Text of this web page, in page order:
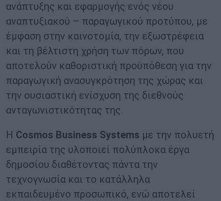
ανάπτυξης και εφαρμογής ενός νέου
αναπτυξιακού – παραγωγικού προτύπου, με
έμφαση στην καινοτομία, την εξωστρέφεια
και τη βέλτιστη χρήση των πόρων, που
αποτελούν καθοριστική προϋπόθεση για την
παραγωγική ανασυγκρότηση της χώρας και
την ουσιαστική ενίσχυση της διεθνούς
ανταγωνιστικότητας της.
Η Cosmos Business Systems με την πολυετή
εμπειρία της υλοποιεί πολύπλοκα έργα
δημοσίου διαθέτοντας πάντα την
τεχνογνωσία και το κατάλληλα
εκπαιδευμένο προσωπικό, ενώ αποτελεί